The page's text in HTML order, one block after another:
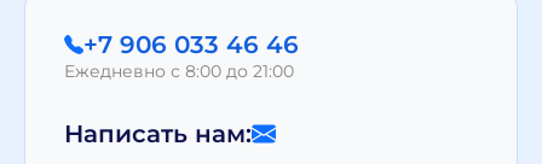
+7 906 033 46 46
Ежедневно с 8:00 до 21:00
Написать нам: